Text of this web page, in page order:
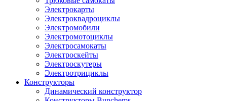
Электрокарты
Электроквадроциклы
Электромобили
Электромотоциклы
Электросамокаты
Электроскейты
Электроскутеры
Электротрициклы
Конструкторы
Динамический конструктор